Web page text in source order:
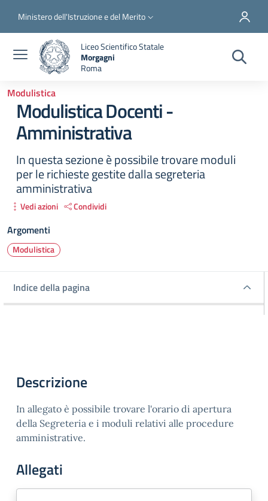
Slim top
Ministero dell'Istruzione e del Merito
Liceo Scientifico Statale
Morgagni
Roma
Modulistica
Modulistica Docenti -
Amministrativa
In questa sezione è possibile trovare moduli
per le richieste gestite dalla segreteria
amministrativa
Vedi azioni Condividi
Argomenti
Modulistica
Indice della pagina
Descrizione
In allegato è possibile trovare l'orario di apertura
della Segreteria e i moduli relativi alle procedure
amministrative.
Allegati